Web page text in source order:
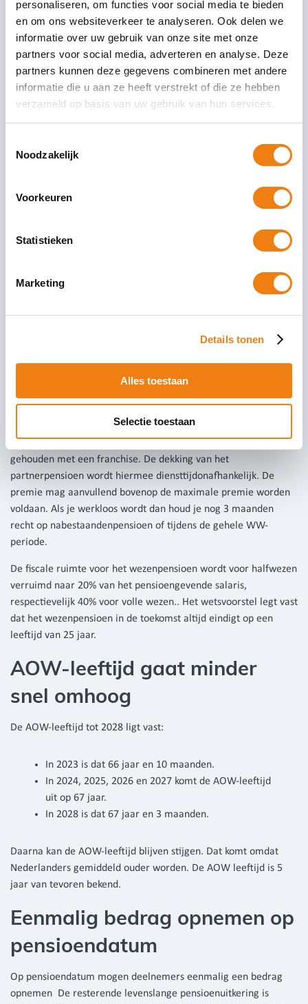
personaliseren, om functies voor social media te bieden
en om ons websiteverkeer te analyseren. Ook delen we
informatie over uw gebruik van onze site met onze
partners voor social media, adverteren en analyse. Deze
partners kunnen deze gegevens combineren met andere
informatie die u aan ze heeft verstrekt of die ze hebben
verzameld op basis van uw gebruik van hun services.
Noodzakelijk
Voorkeuren
Statistieken
Marketing
Details tonen
Alles toestaan
Selectie toestaan
variabele pensioenuitkering of vaste uitkering. Bij de variabele
uitkering wordt het pensioenkapitaal in de uitkeringsfase in een
bepaalde mate risicodragend doorbelegd.
De opbouw- en uitkeringsfase zijn in de Flexibele
premieovereenkomst dus gescheiden. Wel is het mogelijk om
het beleggingsrisico en het langlevenrisico in de uitkeringsfase
pensioendatum mogelijk is.
Op dit moment is er vaak verwarring over het recht op
pensioendatum. Als je recht hebt op nabestaandenpensioen,
dan zijn de regels straks voor iedereen hetzelfde. Ook worden
nabestaandenpensioen wordt verzekerd op risicobasis en is
hoeveel jaar je hebt gewerkt.. De hoogte van de dekking krijgt
ouderdomspensioen. In de bepaling van de hoogte van het
gehouden met een franchise. De dekking van het
partnerpensioen wordt hiermee diensttijdonafhankelijk. De
premie mag aanvullend bovenop de maximale premie worden
voldaan. Als je werkloos wordt dan houd je nog 3 maanden
recht op nabestaandenpensioen of tijdens de gehele WW-
periode.
De fiscale ruimte voor het wezenpensioen wordt voor halfwezen
verruimd naar 20% van het pensioengevende salaris,
respectievelijk 40% voor volle wezen.. Het wetsvoorstel legt vast
dat het wezenpensioen in de toekomst altijd eindigt op een
leeftijd van 25 jaar.
AOW-leeftijd gaat minder
snel omhoog
De AOW-leeftijd tot 2028 ligt vast:
In 2023 is dat 66 jaar en 10 maanden.
In 2024, 2025, 2026 en 2027 komt de AOW-leeftijd
uit op 67 jaar.
In 2028 is dat 67 jaar en 3 maanden.
Daarna kan de AOW-leeftijd blijven stijgen. Dat komt omdat
Nederlanders gemiddeld ouder worden. De AOW leeftijd is 5
jaar van tevoren bekend.
Eenmalig bedrag opnemen op
pensioendatum
Op pensioendatum mogen deelnemers eenmalig een bedrag
opnemen De resterende levenslange pensioenuitkering is